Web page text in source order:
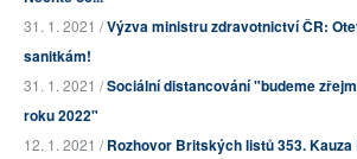
31. 1. 2021 /Výzva ministru zdravotnictví ČR:
sanitkám!
31. 1. 2021 /Sociální distancování "budeme
roku 2022"
12. 1. 2021 /Rozhovor Britských listů 353.